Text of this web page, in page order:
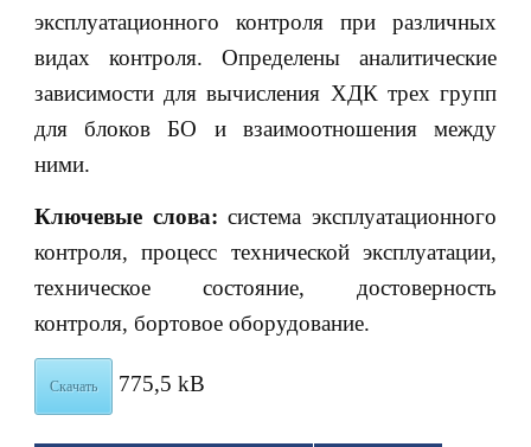
эксплуатационного контроля при различных
видах контроля. Определены аналитические
зависимости для вычисления ХДК трех групп
для блоков БО и взаимоотношения между
ними.
Ключевые слова: система эксплуатационного
контроля, процесс технической эксплуатации,
техническое состояние, достоверность
контроля, бортовое оборудование.
Скачать 775,5 kB